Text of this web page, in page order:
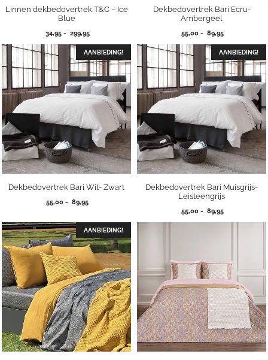
Linnen dekbedovertrek T&C – Ice
Blue
34,95 - 299,95Prijsklasse:
tot
299,95
Dekbedovertrek Bari Ecru-
Ambergeel
55,00 - 89,95Prijsklasse:
tot
89,95
AANBIEDING!
Dekbedovertrek Bari Wit- Zwart
55,00 - 89,95Prijsklasse:
tot
89,95
AANBIEDING!
Dekbedovertrek Bari Muisgrijs-
Leisteengrijs
55,00 - 89,95Prijsklasse:
AANBIEDING!